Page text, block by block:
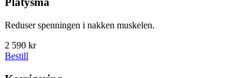
Reduser spenningen i nakken muskelen.
2 590 kr
Bestill